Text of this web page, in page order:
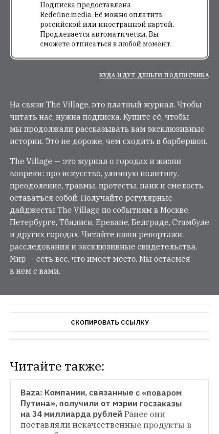
Подписка предоставлена
Redefine.media. Её можно оплатить
российской или иностранной картой.
Продлевается автоматически. Вы
сможете отписаться в любой момент.
КУДА ИДУТ ДЕНЬГИ ПОДПИСЧИКА
На связи The Village, это платный журнал. Чтобы
читать нас, нужна подписка. Купите её, чтобы
мы продолжали рассказывать вам эксклюзивные
истории. Это не дороже, чем сходить в барбершоп.
The Village — это журнал о городах и жизни
вопреки: про искусство, уличную политику,
преодоление, травмы, протесты, панк и смелость
оставаться собой. Получайте регулярные
дайджесты The Village по событиям в Москве,
Петербурге, Тбилиси, Ереване, Белграде, Стамбуле
и других городах. Читайте наши репортажи,
расследования и эксклюзивные свидетельства.
Мир — есть все, что имеет место. Мы остаемся
в нем с вами.
СКОПИРОВАТЬ ССЫЛКУ
Читайте также:
НОВОСТИ
Baza: Компании, связанные с «поваром
Путина», получили от мэрии госзаказы
на 34 миллиарда рублей Ранее они
поставляли некачественные продукты в